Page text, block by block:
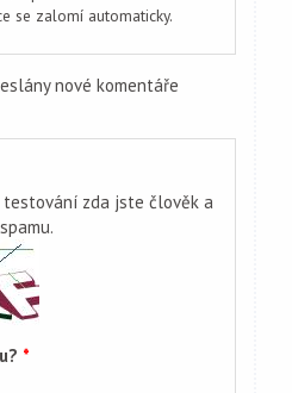
se zalomí automaticky.
nové komentáře
zda jste člověk a
*